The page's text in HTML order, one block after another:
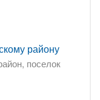
району
поселок